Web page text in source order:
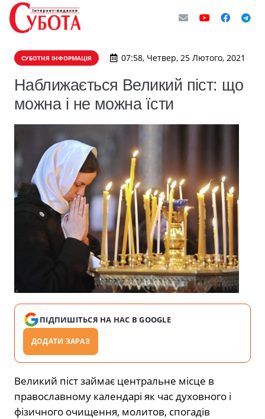
СУБОТНЯ ІНФОРМАЦІЯ 07:58, Четвер, 25 Лютого, 2021
Наближається Великий піст: що
можна і не можна їсти
ПІДПИШІТЬСЯ НА НАС В GOOGLE
ДОДАТИ ЗАРАЗ
Великий піст займає центральне місце в
православному календарі як час духовного і
фізичного очищення, молитов, спогадів